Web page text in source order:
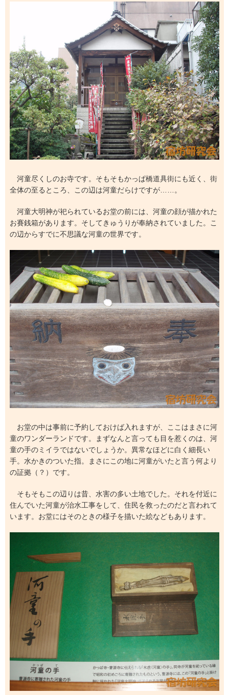
河童尽くしのお寺です。そもそもかっぱ橋道具街にも近く、街
全体の至るところ、この辺は河童だらけですが……。
河童大明神が祀られているお堂の前には、河童の顔が描かれた
お賽銭箱があります。そしてきゅうりが奉納されていました。こ
の辺からすでに不思議な河童の世界です。
お堂の中は事前に予約しておけば入れますが、ここはまさに河
童のワンダーランドです。まずなんと言っても目を惹くのは、河
童の手のミイラではないでしょうか。異常なほどに白く細長い
手。水かきのついた指。まさにこの地に河童がいたと言う何より
の証拠（？）です。
そもそもこの辺りは昔、水害の多い土地でした。それを付近に
住んでいた河童が治水工事をして、住民を救ったのだと言われて
います。お堂にはそのときの様子を描いた絵などもあります。